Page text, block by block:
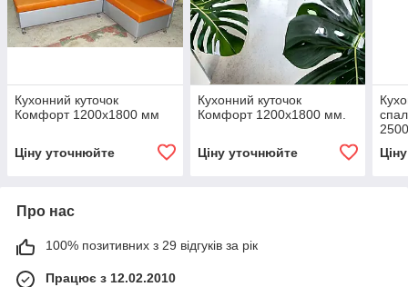
Кухонний куточок
Комфорт 1200х1800 мм
Ціну уточнюйте
Кухонний куточок
Комфорт 1200х1800 мм.
Ціну уточнюйте
Про нас
100% позитивних з 29 відгуків за рік
Працює з 12.02.2010